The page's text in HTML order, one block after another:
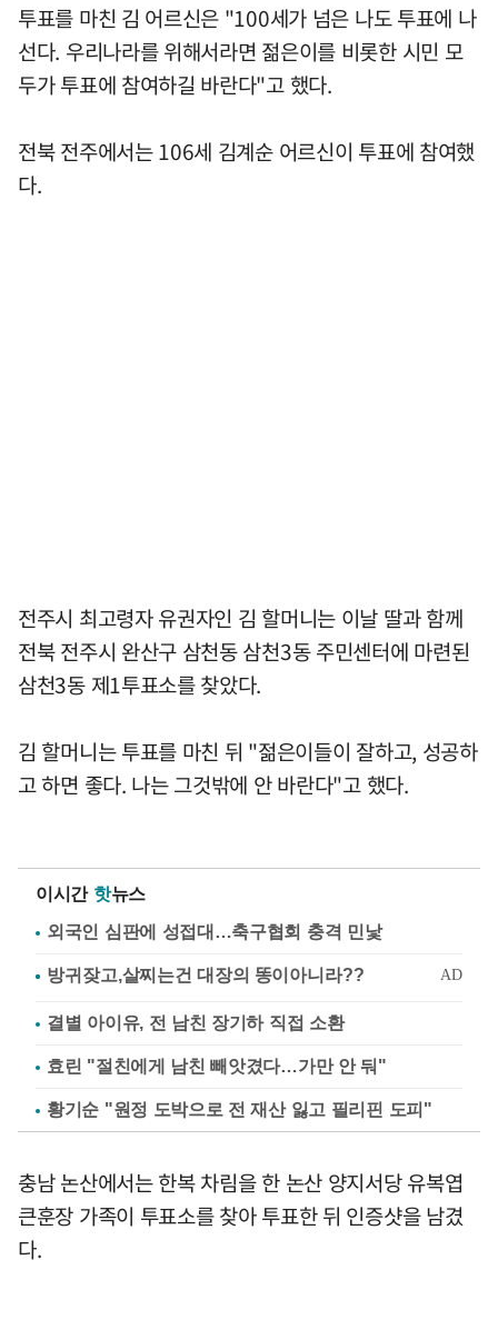
투표를 마친 김 어르신은 "100세가 넘은 나도 투표에 나
선다. 우리나라를 위해서라면 젊은이를 비롯한 시민 모
두가 투표에 참여하길 바란다"고 했다.
전북 전주에서는 106세 김계순 어르신이 투표에 참여했
다.
전주시 최고령자 유권자인 김 할머니는 이날 딸과 함께
전북 전주시 완산구 삼천동 삼천3동 주민센터에 마련된
삼천3동 제1투표소를 찾았다.
김 할머니는 투표를 마친 뒤 "젊은이들이 잘하고, 성공하
고 하면 좋다. 나는 그것밖에 안 바란다"고 했다.
이시간 핫뉴스
외국인 심판에 성접대…축구협회 충격 민낯
결별 아이유, 전 남친 장기하 직접 소환
효린 "절친에게 남친 빼앗겼다…가만 안 둬"
황기순 "원정 도박으로 전 재산 잃고 필리핀 도피"
충남 논산에서는 한복 차림을 한 논산 양지서당 유복엽
큰훈장 가족이 투표소를 찾아 투표한 뒤 인증샷을 남겼
다.